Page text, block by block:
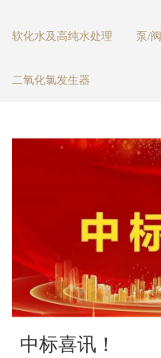
软化水及高纯水处理 泵/阀
二氧化氯发生器
中标喜讯！